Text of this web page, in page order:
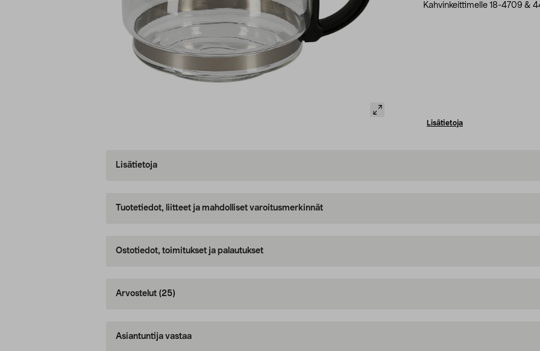
Kahvinkeittimelle 18-4709 &
Lisätietoja
Lisätietoja
Tuotetiedot, liitteet ja mahdolliset varoitusmerkinnät
Ostotiedot, toimitukset ja palautukset
Arvostelut (25)
Asiantuntija vastaa